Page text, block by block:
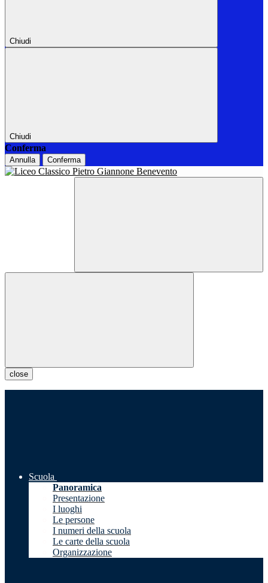
Chiudi
Chiudi
Conferma
Annulla Conferma
close
Scuola
Panoramica
Presentazione
I luoghi
Le persone
I numeri della scuola
Le carte della scuola
Organizzazione